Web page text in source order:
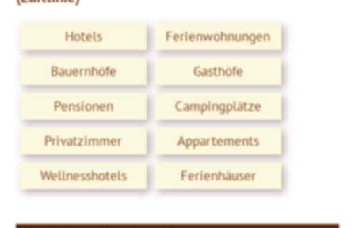
Hotels
Ferienwohnungen
Bauernhöfe
Gasthöfe
Pensionen
Campingplätze
Privatzimmer
Appartements
Wellnesshotels
Ferienhäuser